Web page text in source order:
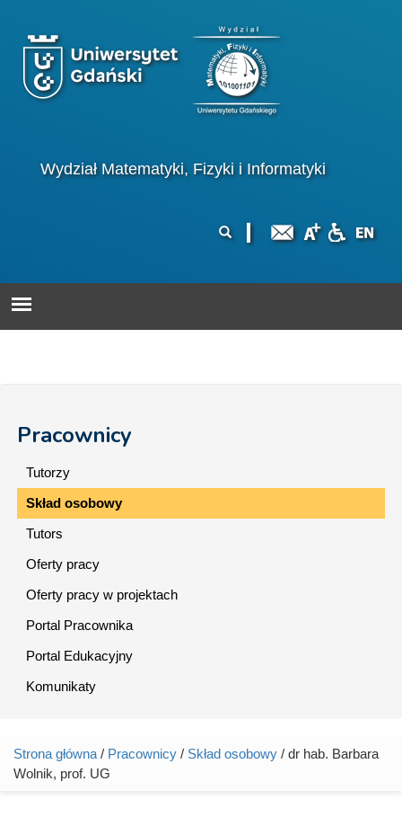
Wydział Matematyki, Fizyki i Informatyki
wyszukiwania
Pracownicy
Tutorzy
Skład osobowy
Tutors
Oferty pracy
Oferty pracy w projektach
Portal Pracownika
Portal Edukacyjny
Komunikaty
Jesteś tutaj
Strona główna / Pracownicy / Skład osobowy / dr hab. Barbara
Wolnik, prof. UG